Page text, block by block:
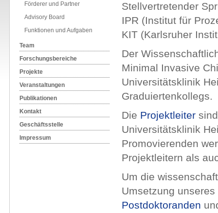
Förderer und Partner
Advisory Board
Funktionen und Aufgaben
Team
Forschungsbereiche
Projekte
Veranstaltungen
Publikationen
Kontakt
Geschäftsstelle
Impressum
Stellvertretender
IPR (Institut für
KIT (Karlsruher
Der
Minimal Invasive
Universitätsklinik
Graduiertenkollegs.
Die Projektleitersind
Universitätsklinik
Promovierenden
Projektleitern als
Um die
Umsetzung
Postdoktoranden